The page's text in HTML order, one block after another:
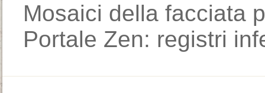
Mosaici della facciata
Portale Zen: registri